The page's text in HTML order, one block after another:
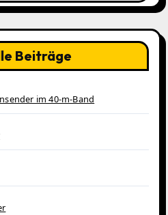
Beiträge
im 40‑m‑Band